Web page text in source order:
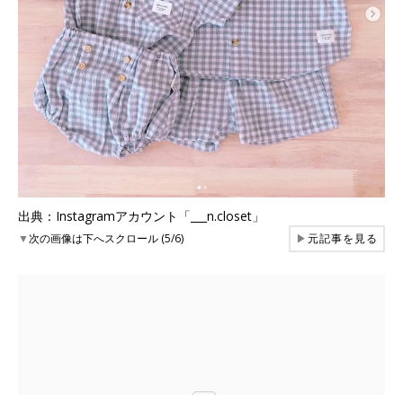
出典：Instagramアカウント「___n.closet」
▼次の画像は下へスクロール (5/6) ▶元記事を見る